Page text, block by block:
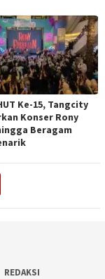
Ke-15, Tangcity
Konser Rony
Beragam
REDAKSI